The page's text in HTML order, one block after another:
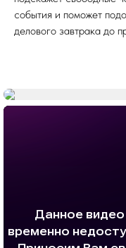
события и поможет
делового завтрака до